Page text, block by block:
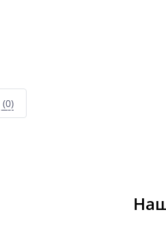
(0)